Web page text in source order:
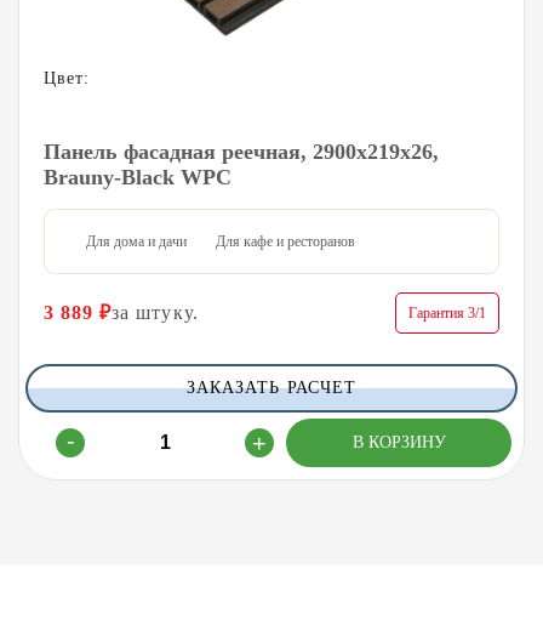
Цвет:
Панель фасадная реечная, 2900х219х26,
Brauny-Black WPC
Для дома и дачи Для кафе и ресторанов
3 889 ₽за штуку. Гарантия 3/1
ЗАКАЗАТЬ РАСЧЕТ